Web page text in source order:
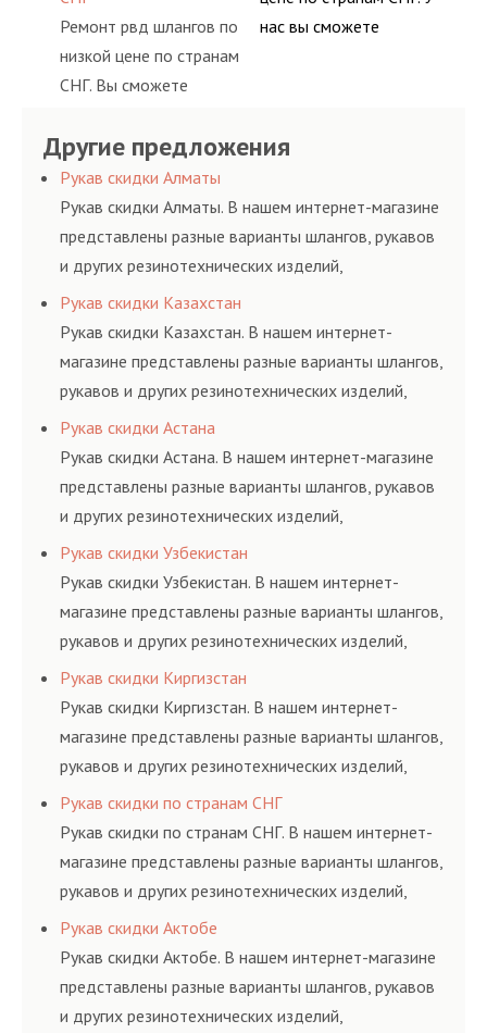
долговременного
комплексного
обслуживания
Ремонт рвд шлангов по
низкой цене по странам
СНГ. Вы сможете
разовой основе либо на
условиях
долговременного
комплексного
обслуживания
высококвалифицирован
предлагает ремонт
нас вы сможете
АДЫМ Инжиниринг
шлангов высокого
давления. Ремонт
шлангов производится
Другие предложения
Рукав скидки Алматы
Рукав скидки Алматы. В нашем интернет-магазине
представлены разные варианты шлангов, рукавов
и других резинотехнических изделий,
соответствующих ГОСТам, техническим условиям
и нормативам.
Рукав скидки Казахстан
Рукав скидки Казахстан. В нашем интернет-
магазине представлены разные варианты шлангов,
рукавов и других резинотехнических изделий,
соответствующих ГОСТам, техническим условиям
и нормативам.
Рукав скидки Астана
Рукав скидки Астана. В нашем интернет-магазине
представлены разные варианты шлангов, рукавов
и других резинотехнических изделий,
соответствующих ГОСТам, техническим условиям
и нормативам.
Рукав скидки Узбекистан
Рукав скидки Узбекистан. В нашем интернет-
магазине представлены разные варианты шлангов,
рукавов и других резинотехнических изделий,
соответствующих ГОСТам, техническим условиям
и нормативам.
Рукав скидки Киргизстан
Рукав скидки Киргизстан. В нашем интернет-
магазине представлены разные варианты шлангов,
рукавов и других резинотехнических изделий,
соответствующих ГОСТам, техническим условиям
и нормативам.
Рукав скидки по странам СНГ
Рукав скидки по странам СНГ. В нашем интернет-
магазине представлены разные варианты шлангов,
рукавов и других резинотехнических изделий,
соответствующих ГОСТам, техническим условиям
и нормативам.
Рукав скидки Актобе
Рукав скидки Актобе. В нашем интернет-магазине
представлены разные варианты шлангов, рукавов
и других резинотехнических изделий,